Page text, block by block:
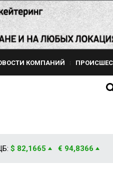
КОМПАНИЙ
$ 82,1665 € 94,8366